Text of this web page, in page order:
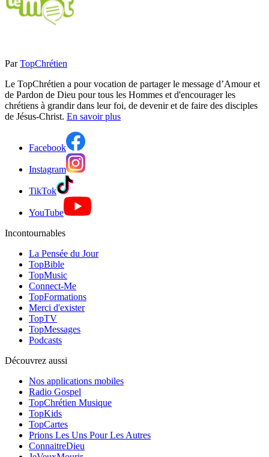
Par TopChrétien
Le TopChrétien a pour vocation de partager le message d’Amour et
de Pardon de Dieu pour tous les Hommes et d'encourager les
chrétiens à grandir dans leur foi, de devenir et de faire des disciples
de Jésus-Christ. En savoir plus
Facebook
Instagram
TikTok
YouTube
Incontournables
La Pensée du Jour
TopBible
TopMusic
Connect-Me
TopFormations
Merci d'exister
TopTV
TopMessages
Podcasts
Découvrez aussi
Nos applications mobiles
Radio Gospel
TopChrétien Musique
TopKids
TopCartes
Prions Les Uns Pour Les Autres
ConnaitreDieu